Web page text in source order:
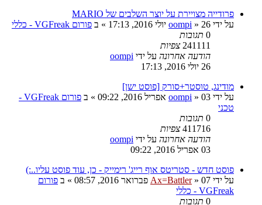
פרודייה מצויירת על יוצר השלבים של MARIO
על ידי
oompi » 26 יולי 2016, 17:13 » ב פורום VGFreak - כללי
0 תגובות
241111 צפיות
הודעה אחרונה על ידי oompi
26 יולי 2016, 17:13
מודינג, טוסטר+סורק [פוסט ישן]
על ידי
oompi » 03 אפריל 2016, 09:22 » ב
פורום VGFreak -
טכני
0 תגובות
411716 צפיות
הודעה אחרונה על ידי oompi
03 אפריל 2016, 09:22
פוסט חדש - סטריטס אוף רייג' רימייק - כן, עוד פוסט עליו..:)
על ידי
Ax=Battler» 07 פברואר 2016, 08:57 » ב פורום
VGFreak - כללי
0 תגובות